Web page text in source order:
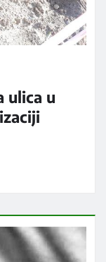
ulica u